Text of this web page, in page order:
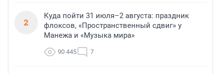
2
Куда пойти 31 июля–2 августа: праздник
флоксов, «Пространственный сдвиг» у
Манежа и «Музыка мира»
90 445 7